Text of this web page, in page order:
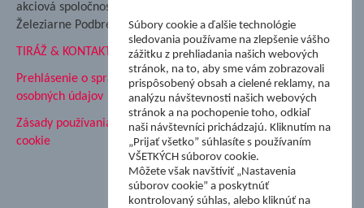
akciová spoločnosť
Železiarne Podbrezová
TIRÁŽ & KONTAKT
Prehlásenie o spracovaní
osobných údajov
Zásady používania súborov
cookie
ŽP Informatika s.r.o.
ŠK Železiarne Podbrezová
Tále a.s.
Súbory cookie a ďalšie technológie
sledovania používame na zlepšenie vášho
zážitku z prehliadania našich webových
stránok, na to, aby sme vám zobrazovali
prispôsobený obsah a cielené reklamy, na
analýzu návštevnosti našich webových
stránok a na pochopenie toho, odkiaľ
naši návštevníci prichádzajú. Kliknutím na
„Prijať všetko” súhlasíte s používaním
VŠETKÝCH súborov cookie.
Môžete však navštíviť „Nastavenia
súborov cookie” a poskytnúť
kontrolovaný súhlas, alebo kliknúť na